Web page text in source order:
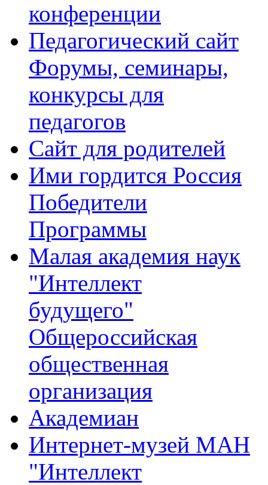
конференции
Педагогический сайт
Форумы, семинары,
конкурсы для
педагогов
Сайт для родителей
Ими гордится Россия
Победители
Программы
Малая академия наук
"Интеллект
будущего"
Общероссийская
общественная
организация
Академиан
Интернет-музей МАН
"Интеллект